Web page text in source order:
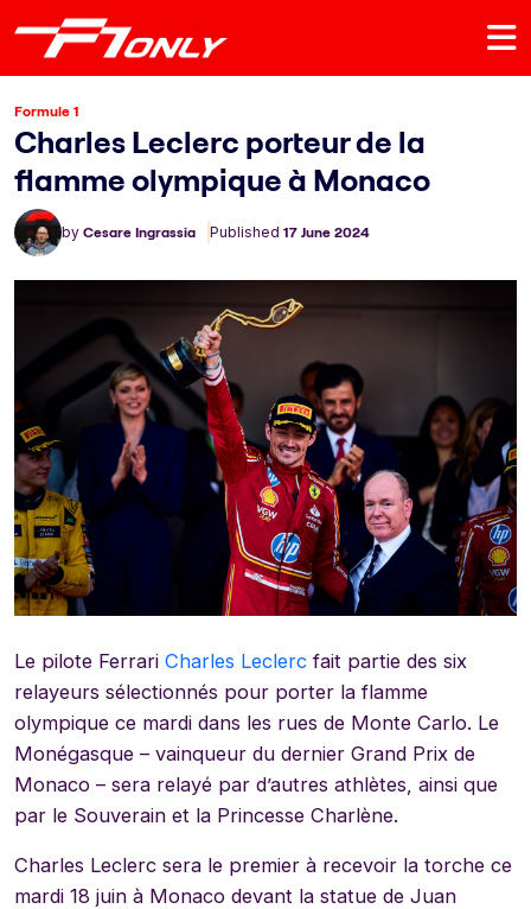
Formule 1
Charles Leclerc porteur de la
flamme olympique à Monaco
by Cesare Ingrassia Published 17 June 2024
Le pilote Ferrari Charles Leclerc fait partie des six
relayeurs sélectionnés pour porter la flamme
olympique ce mardi dans les rues de Monte Carlo. Le
Monégasque – vainqueur du dernier Grand Prix de
Monaco – sera relayé par d’autres athlètes, ainsi que
par le Souverain et la Princesse Charlène.
Charles Leclerc sera le premier à recevoir la torche ce
mardi 18 juin à Monaco devant la statue de Juan